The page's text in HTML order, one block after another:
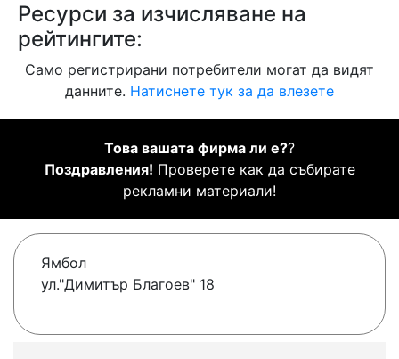
Ресурси за изчисляване на
рейтингите:
Само регистрирани потребители могат да видят
данните. Натиснете тук за да влезете
Това вашата фирма ли е??
Поздравления! Проверете как да събирате
рекламни материали!
Ямбол
ул."Димитър Благоев" 18